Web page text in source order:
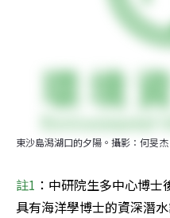
東沙島潟湖口的夕陽。攝影：何旻杰
註1 ：中研院生多中心博
具有海洋學博士的資深潛